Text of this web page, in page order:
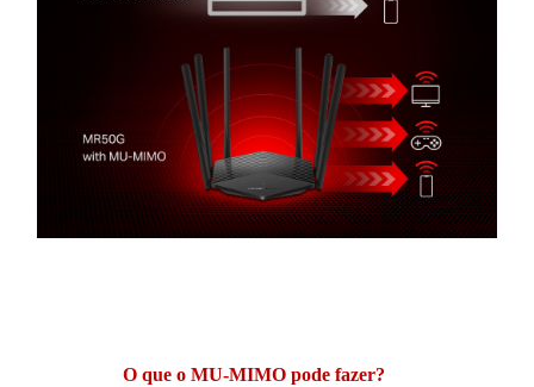
O que o MU-MIMO pode fazer?